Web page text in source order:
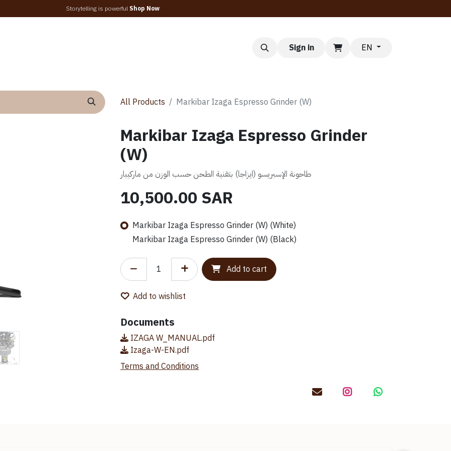
Storytelling is powerful Shop Now
Sign in EN
All Products Markibar Izaga Espresso Grinder (W)
Markibar Izaga Espresso Grinder
(W)
طاحونة الإسبريسو (ايزاجا) بتقنية الطحن حسب الوزن من ماركيبار
10,500.00 SAR
Markibar Izaga Espresso Grinder (W) (White)
Markibar Izaga Espresso Grinder (W) (Black)
Add to cart
Add to wishlist
Documents
IZAGA W_MANUAL.pdf
Izaga-W-EN.pdf
Terms and Conditions